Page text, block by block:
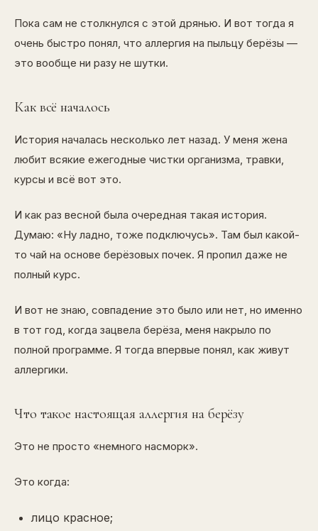
Пока сам не столкнулся с этой дрянью. И вот тогда я
очень быстро понял, что аллергия на пыльцу берёзы —
это вообще ни разу не шутки.
Как всё началось
История началась несколько лет назад. У меня жена
любит всякие ежегодные чистки организма, травки,
курсы и всё вот это.
И как раз весной была очередная такая история.
Думаю: «Ну ладно, тоже подключусь». Там был какой-
то чай на основе берёзовых почек. Я пропил даже не
полный курс.
И вот не знаю, совпадение это было или нет, но именно
в тот год, когда зацвела берёза, меня накрыло по
полной программе. Я тогда впервые понял, как живут
аллергики.
Что такое настоящая аллергия на берёзу
Это не просто «немного насморк».
Это когда:
лицо красное;